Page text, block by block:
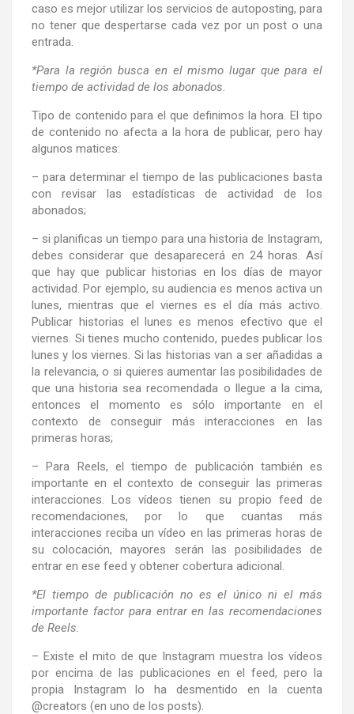
caso es mejor utilizar los servicios de autoposting, para
no tener que despertarse cada vez por un post o una
entrada.
*Para la región busca en el mismo lugar que para el
tiempo de actividad de los abonados.
Tipo de contenido para el que definimos la hora. El tipo
de contenido no afecta a la hora de publicar, pero hay
algunos matices:
– para determinar el tiempo de las publicaciones basta
con revisar las estadísticas de actividad de los
abonados;
– si planificas un tiempo para una historia de Instagram,
debes considerar que desaparecerá en 24 horas. Así
que hay que publicar historias en los días de mayor
actividad. Por ejemplo, su audiencia es menos activa un
lunes, mientras que el viernes es el día más activo.
Publicar historias el lunes es menos efectivo que el
viernes. Si tienes mucho contenido, puedes publicar los
lunes y los viernes. Si las historias van a ser añadidas a
la relevancia, o si quieres aumentar las posibilidades de
que una historia sea recomendada o llegue a la cima,
entonces el momento es sólo importante en el
contexto de conseguir más interacciones en las
primeras horas;
– Para Reels, el tiempo de publicación también es
importante en el contexto de conseguir las primeras
interacciones. Los vídeos tienen su propio feed de
recomendaciones, por lo que cuantas más
interacciones reciba un vídeo en las primeras horas de
su colocación, mayores serán las posibilidades de
entrar en ese feed y obtener cobertura adicional.
*El tiempo de publicación no es el único ni el más
importante factor para entrar en las recomendaciones
de Reels.
– Existe el mito de que Instagram muestra los vídeos
por encima de las publicaciones en el feed, pero la
propia Instagram lo ha desmentido en la cuenta
@creators (en uno de los posts).